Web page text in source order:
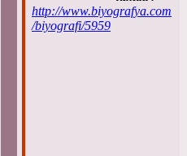
http://www.biyografya.com
/biyografi/5959